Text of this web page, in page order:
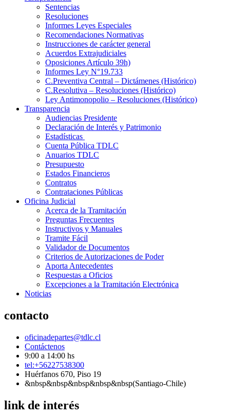
Sentencias
Resoluciones
Informes Leyes Especiales
Recomendaciones Normativas
Instrucciones de carácter general
Acuerdos Extrajudiciales
Oposiciones Artículo 39h)
Informes Ley N°19.733
C.Preventiva Central – Dictámenes (Histórico)
C.Resolutiva – Resoluciones (Histórico)
Ley Antimonopolio – Resoluciones (Histórico)
Transparencia
Audiencias Presidente
Declaración de Interés y Patrimonio
Estadísticas
Cuenta Pública TDLC
Anuarios TDLC
Presupuesto
Estados Financieros
Contratos
Contrataciones Públicas
Oficina Judicial
Acerca de la Tramitación
Preguntas Frecuentes
Instructivos y Manuales
Tramite Fácil
Validador de Documentos
Criterios de Autorizaciones de Poder
Aporta Antecedentes
Respuestas a Oficios
Excepciones a la Tramitación Electrónica
Noticias
contacto
oficinadepartes@tdlc.cl
Contáctenos
9:00 a 14:00 hs
tel:+56227538300
Huérfanos 670, Piso 19
&nbsp&nbsp&nbsp&nbsp&nbsp(Santiago-Chile)
link de interés